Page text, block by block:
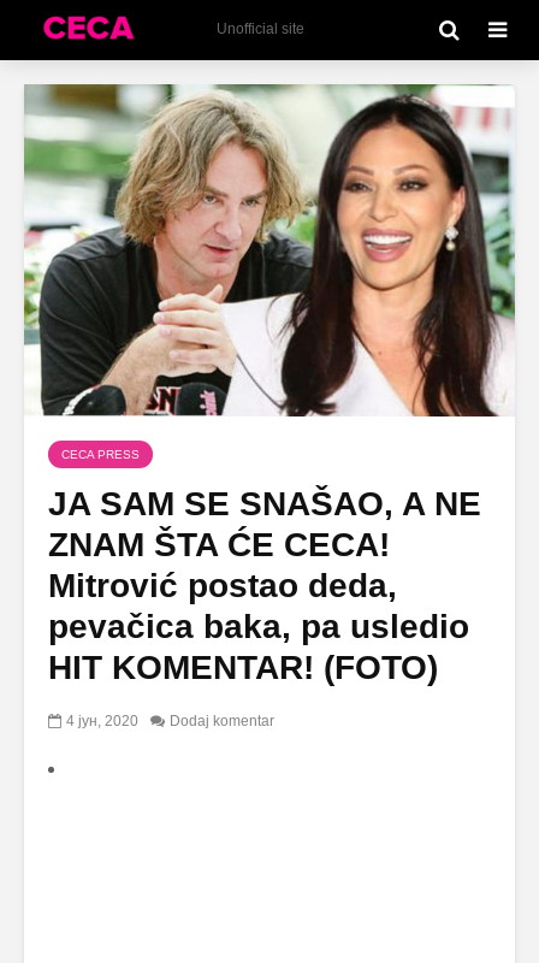
Unofficial site
CECA PRESS
JA SAM SE SNAŠAO, A NE
ZNAM ŠTA ĆE CECA!
Mitrović postao deda,
pevačica baka, pa usledio
HIT KOMENTAR! (FOTO)
4 јун, 2020 Dodaj komentar